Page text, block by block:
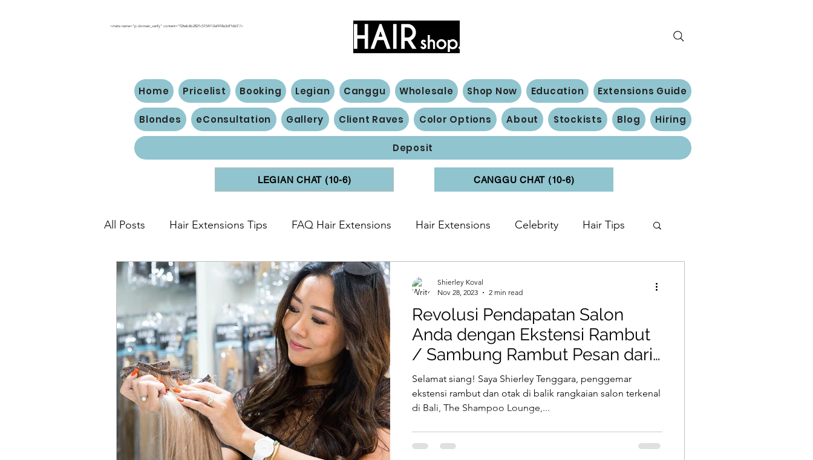
<meta name="p:domain_verify" content="f26eb6b2821c5154112ef418e3df1663"/>
Home Pricelist Booking Legian Canggu Wholesale Shop Now Education Extensions Guide
Blondes eConsultation Gallery Client Raves Color Options About Stockists Blog Hiring
Deposit
LEGIAN CHAT (10-6) CANGGU CHAT (10-6)
All Posts Hair Extensions Tips FAQ Hair Extensions Hair Extensions Celebrity Hair Tips
Hair Cut Nails Make-up Eyelash Extensions
Beauty Nails Hair Treatment Braids Brush Beauty Hair Styling Weft Extensions
Ice Hair Extensions K-SKIN rawhair Tape Extensions
Clip ins Extensions
Revolusi Pendapatan Salon
Anda dengan Ekstensi Rambut
/ Sambung Rambut Pesan dari
Shierley Tenggara
Selamat siang! Saya Shierley Tenggara, penggemar
ekstensi rambut dan otak di balik rangkaian salon terkenal
di Bali, The Shampoo Lounge,...
Shierley Koval
Nov 28, 2023
2 min read